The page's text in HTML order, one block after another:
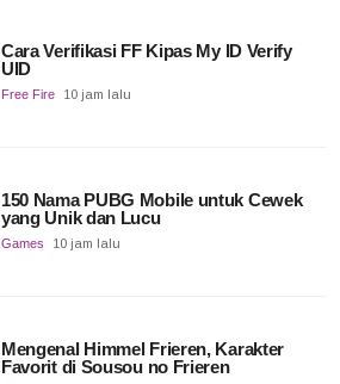
Cara Verifikasi FF Kipas My ID Verify
UID
Free Fire 10 jam lalu
150 Nama PUBG Mobile untuk Cewek
yang Unik dan Lucu
Games 10 jam lalu
Mengenal Himmel Frieren, Karakter
Favorit di Sousou no Frieren